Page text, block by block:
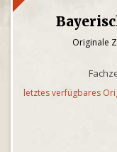
Originale
letztes verfügbares